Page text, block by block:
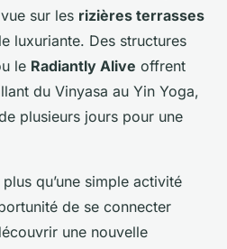
sur les rizières terrasses
luxuriante. Des structures
le Radiantly Alive offrent
du Vinyasa au Yin Yoga,
plusieurs jours pour une
qu’une simple activité
de se connecter
une nouvelle